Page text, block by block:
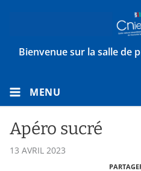
Bienvenue sur la salle de
MENU
Apéro sucré
13 AVRIL 2023